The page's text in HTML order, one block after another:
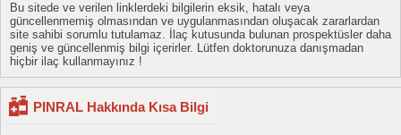
Bu sitede ve verilen linklerdeki bilgilerin eksik, hatalı veya
güncellenmemiş olmasından ve uygulanmasından oluşacak zararlardan
site sahibi sorumlu tutulamaz. İlaç kutusunda bulunan prospektüsler daha
geniş ve güncellenmiş bilgi içerirler. Lütfen doktorunuza danışmadan
hiçbir ilaç kullanmayınız !
PINRAL Hakkında Kısa Bilgi